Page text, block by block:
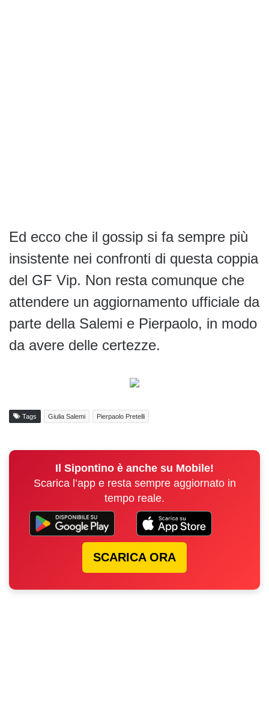
Ed ecco che il gossip si fa sempre più
insistente nei confronti di questa coppia
del GF Vip. Non resta comunque che
attendere un aggiornamento ufficiale da
parte della Salemi e Pierpaolo, in modo
da avere delle certezze.
Tags Giulia Salemi Pierpaolo Pretelli
Il Sipontino è anche su Mobile!
Scarica l’app e resta sempre aggiornato in
tempo reale.
SCARICA ORA